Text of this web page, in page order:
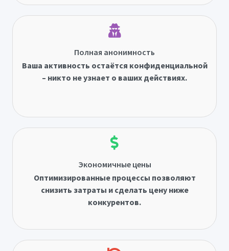
Полная анонимность
Ваша активность остаётся конфиденциальной
– никто не узнает о ваших действиях.
Экономичные цены
Оптимизированные процессы позволяют
снизить затраты и сделать цену ниже
конкурентов.